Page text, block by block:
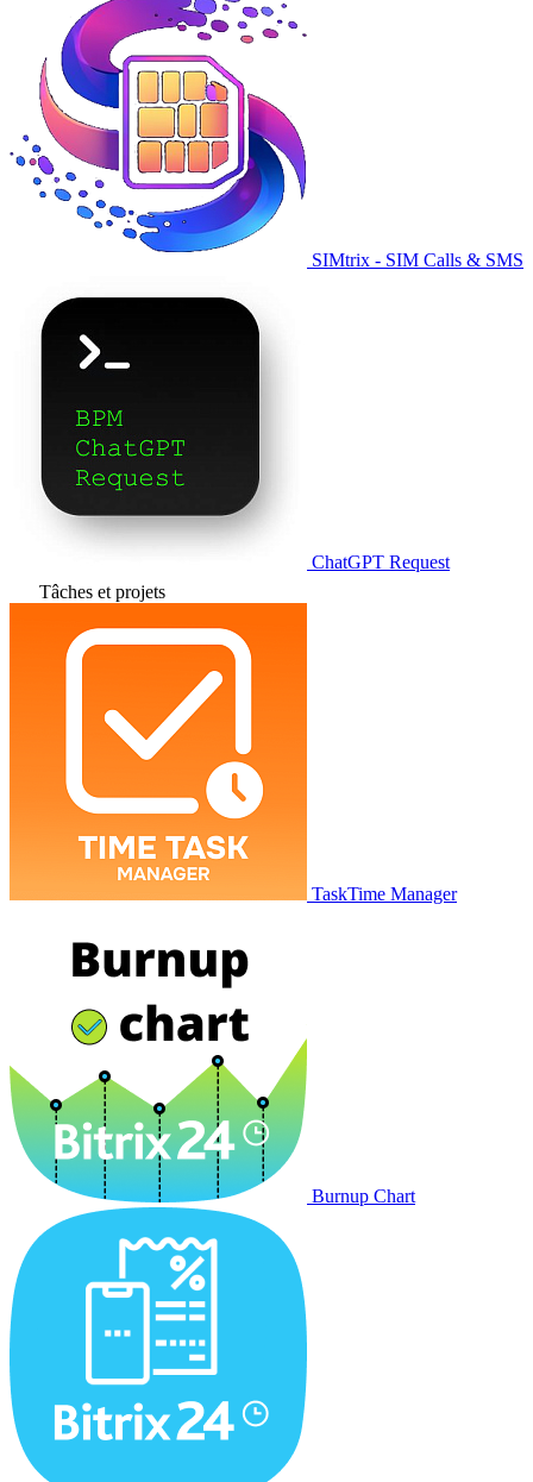
SIMtrix - SIM Calls & SMS
ChatGPT Request
Tâches et projets
TaskTime Manager
Burnup Chart